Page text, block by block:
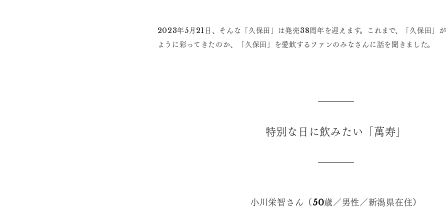
2023年5月21日、そんな「久保田」は発売38周年を迎えます。これまで、「久保田」
ように彩ってきたのか、「久保田」を愛飲するファンのみなさんに話を聞きました。
特別な日に飲みたい「萬寿」
小川栄智さん（50歳／男性／新潟県在住）